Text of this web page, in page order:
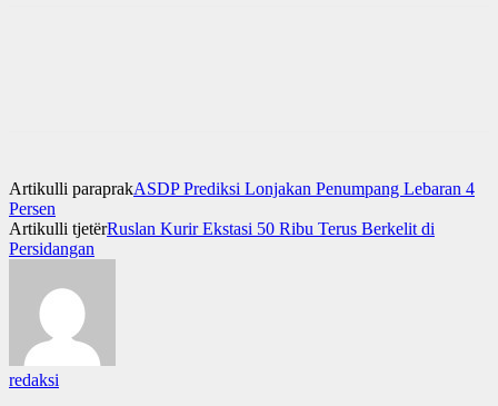
Artikulli paraprakASDP Prediksi Lonjakan Penumpang Lebaran 4
Persen
Artikulli tjetërRuslan Kurir Ekstasi 50 Ribu Terus Berkelit di
Persidangan
redaksi